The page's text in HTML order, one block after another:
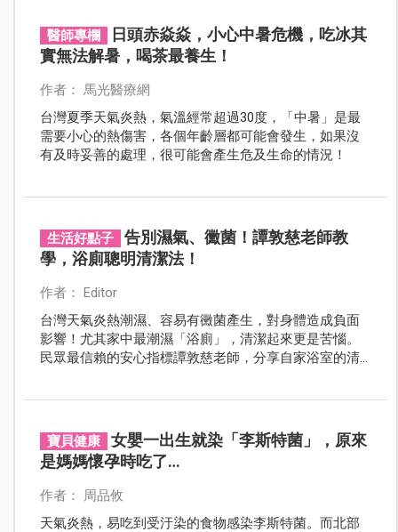
醫師專欄
日頭赤焱焱，小心中暑危機，吃冰其
實無法解暑，喝茶最養生！
作者： 馬光醫療網
台灣夏季天氣炎熱，氣溫經常超過30度，「中暑」是最
需要小心的熱傷害，各個年齡層都可能會發生，如果沒
有及時妥善的處理，很可能會產生危及生命的情況！
生活好點子
告別濕氣、黴菌！譚敦慈老師教
學，浴廁聰明清潔法！
作者： Editor
台灣天氣炎熱潮濕、容易有黴菌產生，對身體造成負面
影響！尤其家中最潮濕「浴廁」，清潔起來更是苦惱。
民眾最信賴的安心指標譚敦慈老師，分享自家浴室的清
寶貝健康
女嬰一出生就染「李斯特菌」，原來
是媽媽懷孕時吃了…
作者： 周品攸
天氣炎熱，易吃到受汙染的食物感染李斯特菌。而北部